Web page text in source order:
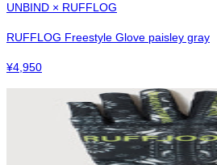
UNBIND × RUFFLOG
RUFFLOG Freestyle Glove paisley gray
¥4,950